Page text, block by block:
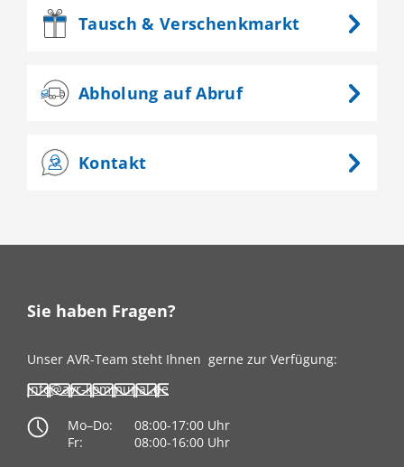
Tausch & Verschenkmarkt
Abholung auf Abruf
Kontakt
Sie haben Fragen?
Unser AVR-Team steht Ihnen gerne zur Verfügung:
info@avr-kommunal.de
Mo–Do:
08:00-17:00 Uhr
Fr:
08:00-16:00 Uhr